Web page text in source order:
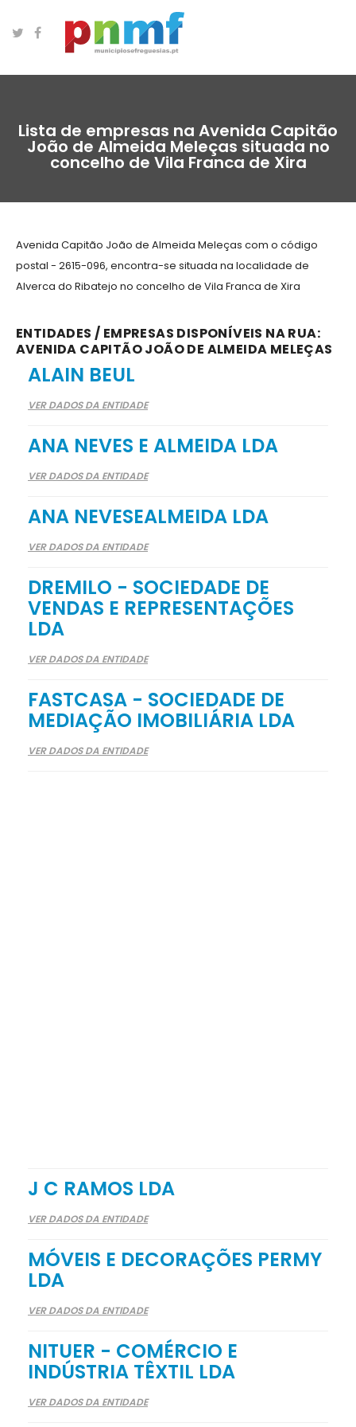
Lista de empresas na Avenida Capitão
João de Almeida Meleças situada no
concelho de Vila Franca de Xira
Avenida Capitão João de Almeida Meleças com o código
postal - 2615-096, encontra-se situada na localidade de
Alverca do Ribatejo no concelho de Vila Franca de Xira
ENTIDADES / EMPRESAS DISPONÍVEIS NA RUA:
AVENIDA CAPITÃO JOÃO DE ALMEIDA MELEÇAS
ALAIN BEUL
VER DADOS DA ENTIDADE
ANA NEVES E ALMEIDA LDA
VER DADOS DA ENTIDADE
ANA NEVESEALMEIDA LDA
VER DADOS DA ENTIDADE
DREMILO - SOCIEDADE DE
VENDAS E REPRESENTAÇÕES
LDA
VER DADOS DA ENTIDADE
FASTCASA - SOCIEDADE DE
MEDIAÇÃO IMOBILIÁRIA LDA
VER DADOS DA ENTIDADE
J C RAMOS LDA
VER DADOS DA ENTIDADE
MÓVEIS E DECORAÇÕES PERMY
LDA
VER DADOS DA ENTIDADE
NITUER - COMÉRCIO E
INDÚSTRIA TÊXTIL LDA
VER DADOS DA ENTIDADE